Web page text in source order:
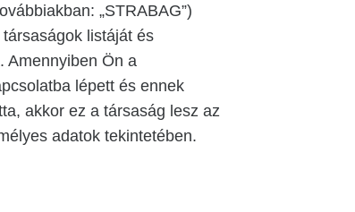
„STRABAG”)
listáját és
Amennyiben Ön a
lépett és ennek
akkor ez a társaság lesz az
adatok tekintetében.